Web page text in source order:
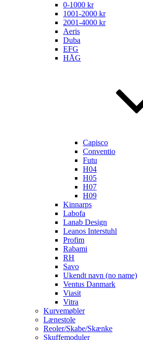
0-1000 kr
1001-2000 kr
2001-4000 kr
Aeris
Duba
EFG
HÅG
Capisco
Conventio
Futu
H04
H05
H07
H09
Kinnarps
Labofa
Lanab Design
Leanos Interstuhl
Profim
Rabami
RH
Savo
Ukendt navn (no name)
Ventus Danmark
Viasit
Vitra
Kurvemøbler
Lænestole
Reoler/Skabe/Skænke
Skuffemoduler